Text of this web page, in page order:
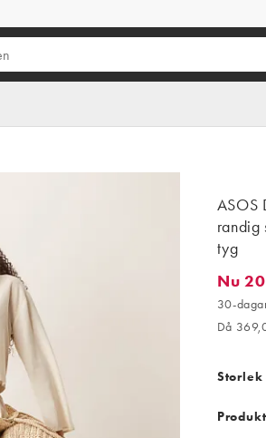
ASOS
randig
tyg
Nu
Nu
30-
Då
Storlek